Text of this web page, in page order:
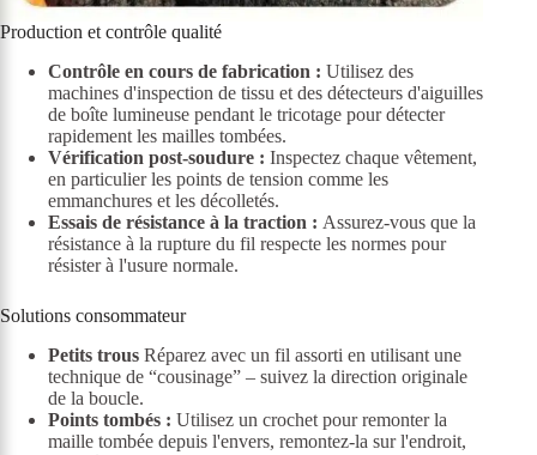
Production et contrôle qualité
Contrôle en cours de fabrication : Utilisez des
machines d'inspection de tissu et des détecteurs d'aiguilles
de boîte lumineuse pendant le tricotage pour détecter
rapidement les mailles tombées.
Vérification post-soudure : Inspectez chaque vêtement,
en particulier les points de tension comme les
emmanchures et les décolletés.
Essais de résistance à la traction : Assurez-vous que la
résistance à la rupture du fil respecte les normes pour
résister à l'usure normale.
Solutions consommateur
Petits trous Réparez avec un fil assorti en utilisant une
technique de “cousinage” – suivez la direction originale
de la boucle.
Points tombés : Utilisez un crochet pour remonter la
maille tombée depuis l'envers, remontez-la sur l'endroit,